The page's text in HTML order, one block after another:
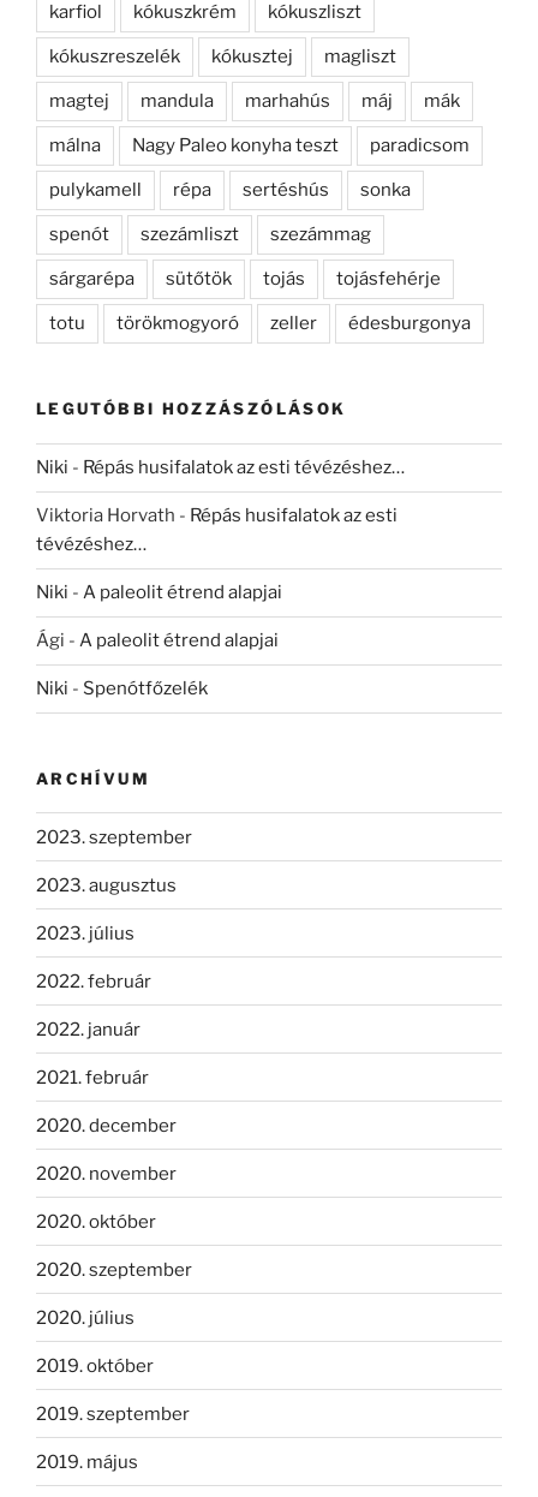
karfiol kókuszkrém kókuszliszt
kókuszreszelék kókusztej magliszt
magtej mandula marhahús máj mák
málna Nagy Paleo konyha teszt paradicsom
pulykamell répa sertéshús sonka
spenót szezámliszt szezámmag
sárgarépa sütőtök tojás tojásfehérje
totu törökmogyoró zeller édesburgonya
LEGUTÓBBI HOZZÁSZÓLÁSOK
Niki - Répás husifalatok az esti tévézéshez…
Viktoria Horvath - Répás husifalatok az esti
tévézéshez…
Niki - A paleolit étrend alapjai
Ági - A paleolit étrend alapjai
Niki - Spenótfőzelék
ARCHÍVUM
2023. szeptember
2023. augusztus
2023. július
2022. február
2022. január
2021. február
2020. december
2020. november
2020. október
2020. szeptember
2020. július
2019. október
2019. szeptember
2019. május